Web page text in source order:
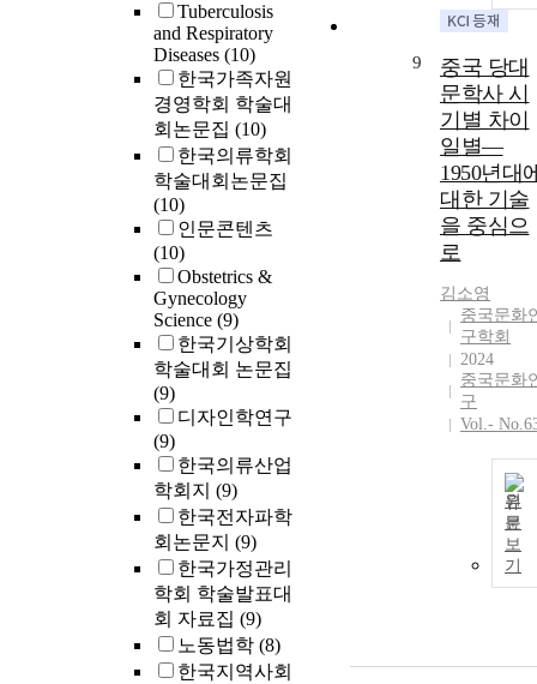
Tuberculosis
and Respiratory
Diseases (10)
한국가족자원
경영학회 학술대
회논문집 (10)
한국의류학회
학술대회논문집
(10)
인문콘텐츠
(10)
Obstetrics &
Gynecology
Science (9)
한국기상학회
학술대회 논문집
(9)
디자인학연구
(9)
한국의류산업
학회지 (9)
한국전자파학
회논문지 (9)
한국가정관리
학회 학술발표대
회 자료집 (9)
노동법학 (8)
한국지역사회
9
중국 당대
문학사 시
기별 차이
일별—
1950년대
대한 기술
을 중심으
로
김소영
중국문화
구학회
2024
중국문화
구
Vol.-
원
문
보
기